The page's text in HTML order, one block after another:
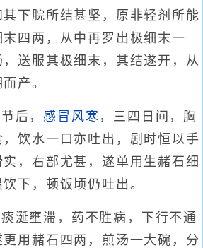
下脘所结甚坚，原非轻剂所能
四两，从中再罗出极细末一
送服其极细末，其结遂开，从
产。
后， 感冒风寒 ，三四日间，胸
饮水一口亦吐出，剧时恒以手
，右部尤甚，遂单用生赭石细
下，顿饭顷仍吐出。
涎壅滞，药不胜病，下行不通
用赭石四两，煎汤一大碗，分